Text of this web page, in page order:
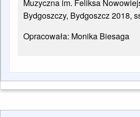
Muzyczna im. Feliksa
Bydgoszczy, Bydgoszcz 2018,
Opracowała: Monika Biesaga